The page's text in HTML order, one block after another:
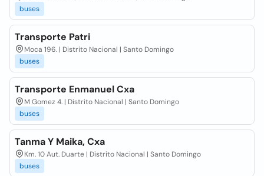
buses
Transporte Patri
Moca 196. | Distrito Nacional | Santo Domingo
buses
Transporte Enmanuel Cxa
M Gomez 4. | Distrito Nacional | Santo Domingo
buses
Tanma Y Maika, Cxa
Km. 10 Aut. Duarte | Distrito Nacional | Santo Domingo
buses